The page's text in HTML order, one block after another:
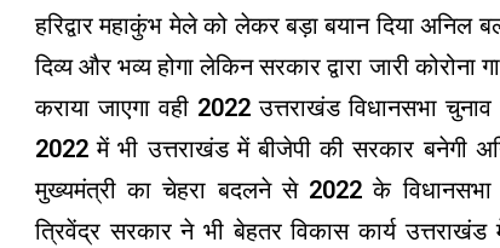
हरिद्वार महाकुंभ मेले को लेकर बड़ा बयान दिया अनिल
दिव्य और भव्य होगा लेकिन सरकार द्वारा जारी कोरोना
कराया जाएगा वही 2022 उत्तराखंड विधानसभा
2022 में भी उत्तराखंड में बीजेपी की सरकार बनेगी
मुख्यमंत्री का चेहरा बदलने से 2022 के विधानसभा
त्रिवेंद्र सरकार ने भी बेहतर विकास कार्य